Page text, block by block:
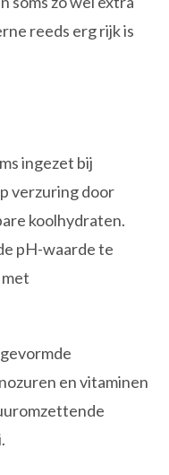
reeds erg rijk is
ingezet bij
verzuring door
koolhydraten.
pH-waarde te
en vitaminen